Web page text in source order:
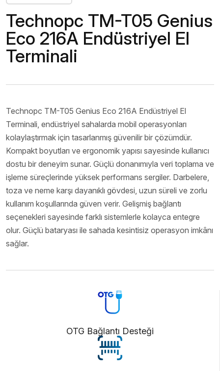
Technopc TM-T05 Genius
Eco 216A Endüstriyel El
Terminali
Technopc TM-T05 Genius Eco 216A Endüstriyel El
Terminali, endüstriyel sahalarda mobil operasyonları
kolaylaştırmak için tasarlanmış güvenilir bir çözümdür.
Kompakt boyutları ve ergonomik yapısı sayesinde kullanıcı
dostu bir deneyim sunar. Güçlü donanımıyla veri toplama ve
işleme süreçlerinde yüksek performans sergiler. Darbelere,
toza ve neme karşı dayanıklı gövdesi, uzun süreli ve zorlu
kullanım koşullarında güven verir. Gelişmiş bağlantı
seçenekleri sayesinde farklı sistemlerle kolayca entegre
olur. Güçlü bataryası ile sahada kesintisiz operasyon imkânı
sağlar.
OTG Bağlantı Desteği